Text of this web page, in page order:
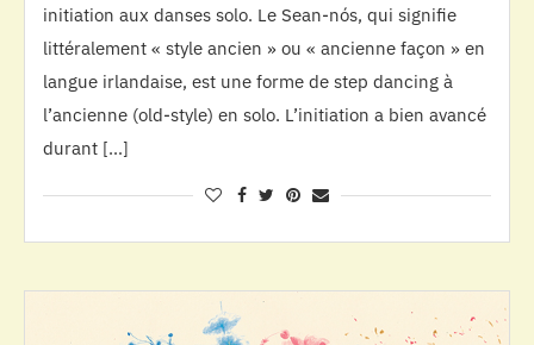
initiation aux danses solo. Le Sean-nós, qui signifie
littéralement « style ancien » ou « ancienne façon » en
langue irlandaise, est une forme de step dancing à
l’ancienne (old-style) en solo. L’initiation a bien avancé
durant […]